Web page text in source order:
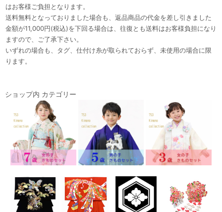
はお客様ご負担となります。
送料無料となっておりました場合も、返品商品の代金を差し引きました
金額が11,000円(税込)を下回る場合は、往復とも送料はお客様負担になり
ますので、ご了承下さい。
いずれの場合も、タグ、仕付け糸が取られておらず、未使用の場合に限
ります。
ショップ内 カテゴリー